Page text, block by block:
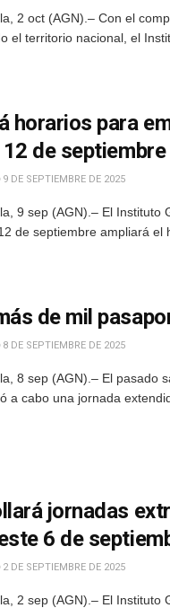
2 oct (AGN).– Con el
el territorio nacional, el
horarios para
de septiembre
9 DE SEPTIEMBRE DE 2025
9 sep (AGN).– El
de septiembre ampliará el
de mil
8 DE SEPTIEMBRE DE 2025
8 sep (AGN).– El pasado
a cabo una jornada
jornadas
6 de
2 DE SEPTIEMBRE DE 2025
2 sep (AGN).– El Instituto